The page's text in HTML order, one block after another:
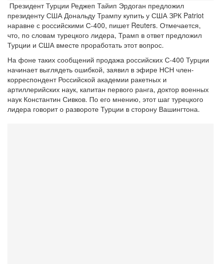
Президент Турции Реджеп Тайип Эрдоган предложил
президенту США Дональду Трампу купить у США ЗРК Patriot
наравне с российскими С-400, пишет Reuters. Отмечается,
что, по словам турецкого лидера, Трамп в ответ предложил
Турции и США вместе проработать этот вопрос.
На фоне таких сообщений продажа российских С-400 Турции
начинает выглядеть ошибкой, заявил в эфире НСН член-
корреспондент Российской академии ракетных и
артиллерийских наук, капитан первого ранга, доктор военных
наук Константин Сивков. По его мнению, этот шаг турецкого
лидера говорит о развороте Турции в сторону Вашингтона.